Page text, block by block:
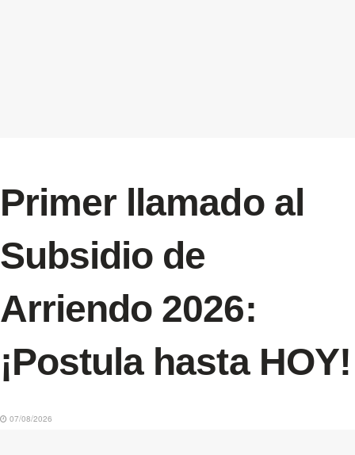
Primer llamado al
Subsidio de
Arriendo 2026:
¡Postula hasta HOY!
07/08/2026